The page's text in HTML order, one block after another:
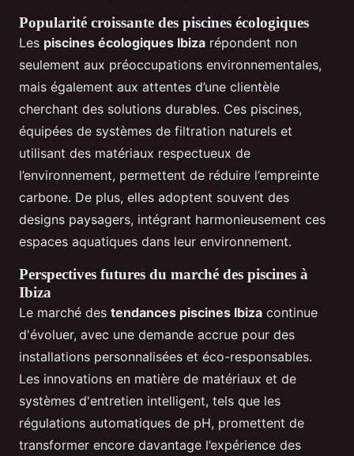
Popularité croissante des piscines écologiques
Les piscines écologiques Ibiza répondent non
seulement aux préoccupations environnementales,
mais également aux attentes d’une clientèle
cherchant des solutions durables. Ces piscines,
équipées de systèmes de filtration naturels et
utilisant des matériaux respectueux de
l’environnement, permettent de réduire l’empreinte
carbone. De plus, elles adoptent souvent des
designs paysagers, intégrant harmonieusement ces
espaces aquatiques dans leur environnement.
Perspectives futures du marché des piscines à
Ibiza
Le marché des tendances piscines Ibiza continue
d'évoluer, avec une demande accrue pour des
installations personnalisées et éco-responsables.
Les innovations en matière de matériaux et de
systèmes d'entretien intelligent, tels que les
régulations automatiques de pH, promettent de
transformer encore davantage l’expérience des